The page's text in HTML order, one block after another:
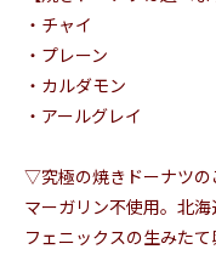
・チャイ
・プレーン
・カルダモン
・アールグレイ
▽究極の焼きドーナツの
マーガリン不使用。北
フェニックスの生みた